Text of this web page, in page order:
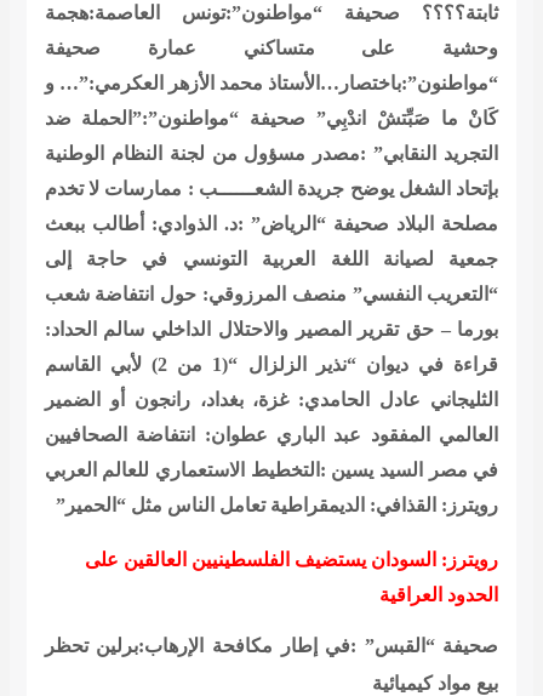
ثابتة؟؟؟؟ صحيفة “مواطنون”:تونس العاصمة:هجمة
وحشية على متساكني عمارة صحيفة
“مواطنون”:باختصار…الأستاذ محمد الأزهر العكرمي:”… و
كَانْ ما صَبِّتشْ اندْبِي” صحيفة “مواطنون”:”الحملة ضد
التجريد النقابي” :مصدر مسؤول من لجنة النظام الوطنية
بإتحاد الشغل يوضح جريدة الشعــــــب : ممارسات لا تخدم
مصلحة البلاد صحيفة “الرياض” :د. الذوادي: أطالب ببعث
جمعية لصيانة اللغة العربية التونسي في حاجة إلى
“التعريب النفسي” منصف المرزوقي: حول انتفاضة شعب
بورما – حق تقرير المصير والاحتلال الداخلي سالم الحداد:
قراءة في ديوان “نذير الزلزال “(1 من 2) لأبي القاسم
الثليجاني عادل الحامدي: غزة، بغداد، رانجون أو الضمير
العالمي المفقود عبد الباري عطوان: انتفاضة الصحافيين
في مصر
السيد يسين :التخطيط الاستعماري للعالم العربي
رويترز: القذافي: الديمقراطية تعامل الناس مثل “الحمير”
رويترز: السودان يستضيف الفلسطينيين العالقين على
الحدود العراقية
صحيفة “القبس” :في إطار مكافحة الإرهاب:برلين تحظر
بيع مواد كيميائية